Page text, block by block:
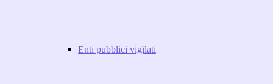
Enti pubblici vigilati